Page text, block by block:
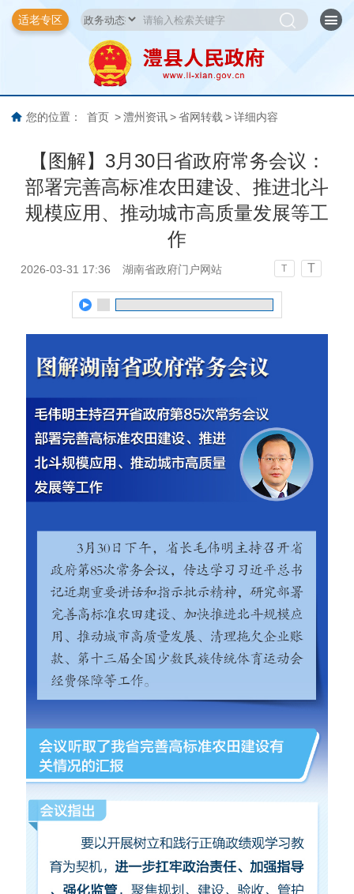
适老专区
您的位置： 首页 > 澧州资讯 > 省网转载 > 详细内容
【图解】3月30日省政府常务会议：
部署完善高标准农田建设、推进北斗
规模应用、推动城市高质量发展等工
作
2026-03-31 17:36 湖南省政府门户网站 T T